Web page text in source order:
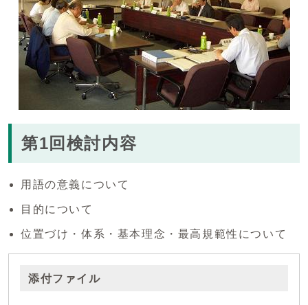
第1回検討内容
用語の意義について
目的について
位置づけ・体系・基本理念・最高規範性について
添付ファイル